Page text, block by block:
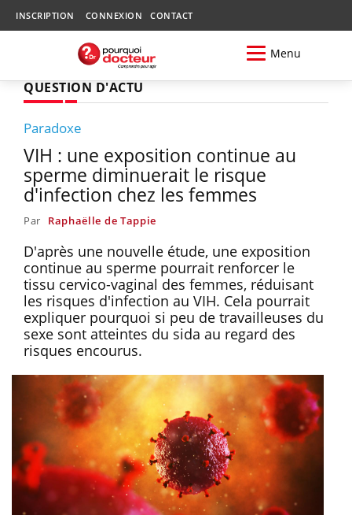
INSCRIPTION CONNEXION CONTACT
Menu
QUESTION D'ACTU
Paradoxe
VIH : une exposition continue au
sperme diminuerait le risque
d'infection chez les femmes
Par Raphaëlle de Tappie
D'après une nouvelle étude, une exposition
continue au sperme pourrait renforcer le
tissu cervico-vaginal des femmes, réduisant
les risques d'infection au VIH. Cela pourrait
expliquer pourquoi si peu de travailleuses du
sexe sont atteintes du sida au regard des
risques encourus.